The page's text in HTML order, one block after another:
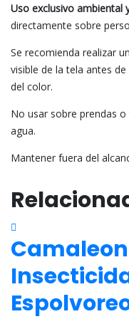
Uso exclusivo ambiental
directamente sobre
Se recomienda realizar
visible de la tela antes
del color.
No usar sobre prendas
agua.
Mantener fuera del
Camaleon